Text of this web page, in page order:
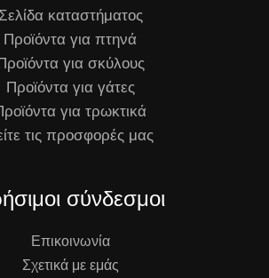
Σελίδα καταστήματος
Προϊόντα για πτηνά
για σκύλους
Προϊόντα για γάτες
για τρωκτικά
τις προσφορές μας
σύνδεσμοι
Επικοινωνία
Σχετικά με εμάς